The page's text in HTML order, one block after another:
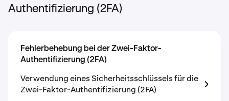
Authentifizierung (2FA)
Fehlerbehebung bei der Zwei-Faktor-
Authentifizierung (2FA)
Verwendung eines Sicherheitsschlüssels für die
Zwei-Faktor-Authentifizierung (2FA)